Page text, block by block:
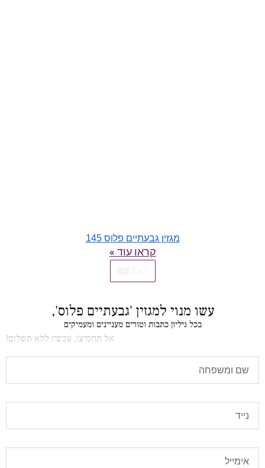
מגזין גבעתיים פלוס 145
קראו עוד »
עשו מנוי למגזין 'גבעתיים פלוס',
בכל גיליון כתבות וטורים מעניינים ומעמיקים
אל תחמיצו, עכשיו ללא תשלום!